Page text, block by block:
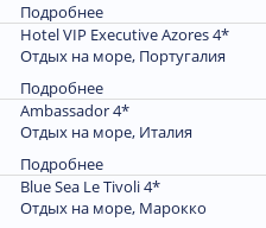
Подробнее
Hotel VIP Executive Azores 4*
Отдых на море, Португалия
Подробнее
Ambassador 4*
Отдых на море, Италия
Подробнее
Blue Sea Le Tivoli 4*
Отдых на море, Марокко